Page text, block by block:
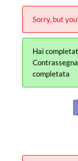
Sorry, but
Hai
completata